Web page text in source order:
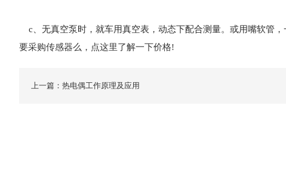
c、无真空泵时，就车用真空表，动态下配合测量。或用嘴软管
要采购传感器么，点这里了解一下价格!
上一篇：热电偶工作原理及应用